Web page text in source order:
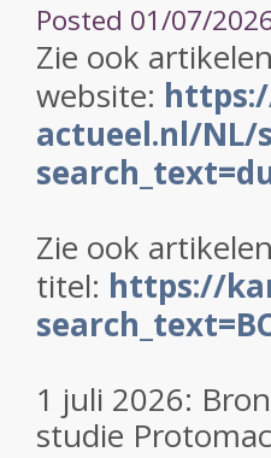
Posted 01/07/
Zie ook
website:
actueel.nl/NL/
Zie ook
titel: https://
1 juli 2026:
studie Protomac